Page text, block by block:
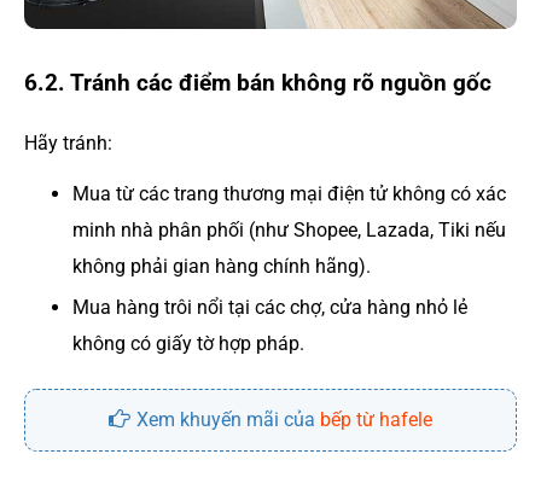
6.2. Tránh các điểm bán không rõ nguồn gốc
Hãy tránh:
Mua từ các trang thương mại điện tử không có xác
minh nhà phân phối (như Shopee, Lazada, Tiki nếu
không phải gian hàng chính hãng).
Mua hàng trôi nổi tại các chợ, cửa hàng nhỏ lẻ
không có giấy tờ hợp pháp.
Xem khuyến mãi của bếp từ hafele